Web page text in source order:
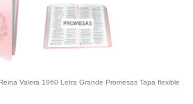
Valera 1960 Letra Grande Promesas Tapa flexible